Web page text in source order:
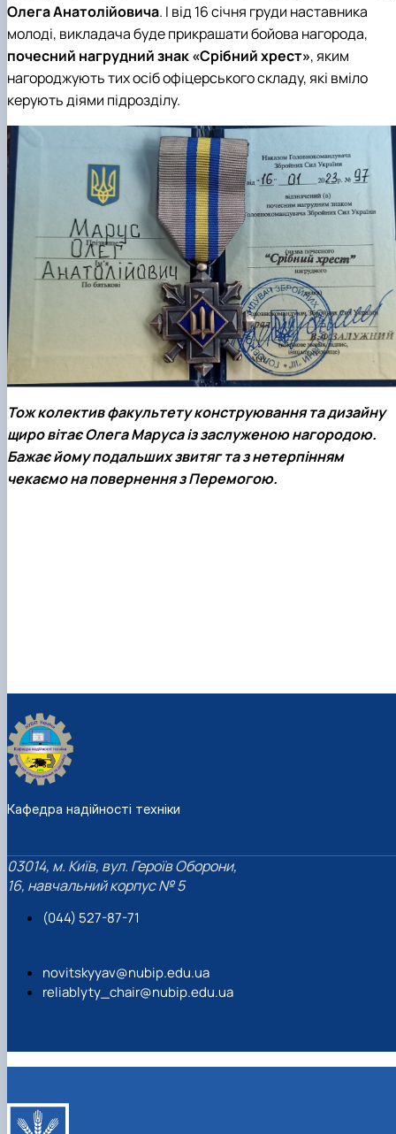
Олега Анатолійовича. І від 16 січня груди наставника
молоді, викладача буде прикрашати бойова нагорода,
почесний нагрудний знак «Срібний хрест», яким
нагороджують тих осіб офіцерського складу, які вміло
керують діями підрозділу.
Тож колектив факультету конструювання та дизайну
щиро вітає Олега Маруса із заслуженою нагородою.
Бажає йому подальших звитяг та з нетерпінням
чекаємо на повернення з Перемогою.
Кафедра надійності техніки
03014, м. Київ, вул. Героїв Оборони,
16, навчальний корпус № 5
(044) 527-87-71
novitskyyav@nubip.edu.ua
reliablyty_chair@nubip.edu.ua